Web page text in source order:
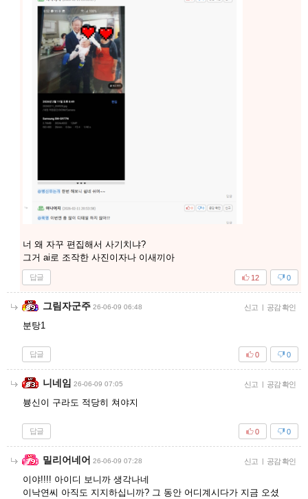
너 왜 자꾸 편집해서 사기치냐?
그거 ai로 조작한 사진이자나 이새끼아
답글 0
12
그림자군주 26-06-09 06:48 신고 | 공감 확인
분탕1
답글 0
0
니네임 26-06-09 07:05 신고 | 공감 확인
븅신이 구라도 적당히 쳐야지
답글 0
0
밀리어네어 26-06-09 07:28 신고 | 공감 확인
이야!!!! 아이디 보니까 생각나네
이낙연씨 아직도 지지하십니까? 그 동안 어디계시다가 지금 오셨